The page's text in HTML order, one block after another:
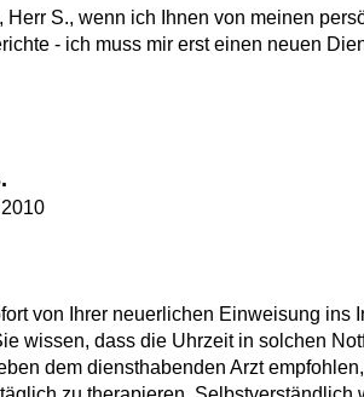
Herr S., wenn ich Ihnen von meinen
- ich muss mir erst einen neuen
von Ihrer neuerlichen Einweisung ins
wissen, dass die Uhrzeit in solchen
dem diensthabenden Arzt